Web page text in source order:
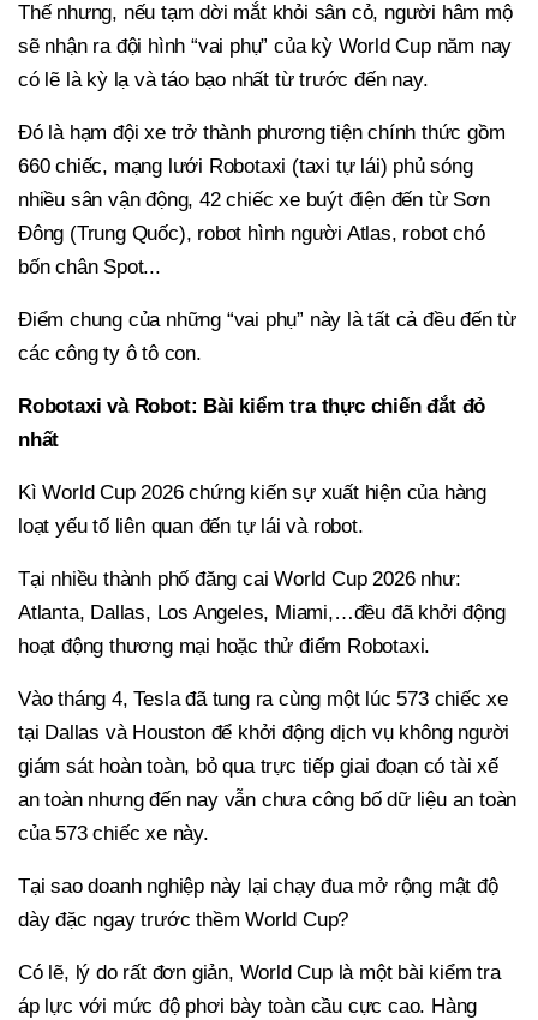
Thế nhưng, nếu tạm dời mắt khỏi sân cỏ, người hâm mộ
sẽ nhận ra đội hình “vai phụ” của kỳ World Cup năm nay
có lẽ là kỳ lạ và táo bạo nhất từ trước đến nay.
Đó là hạm đội xe trở thành phương tiện chính thức gồm
660 chiếc, mạng lưới Robotaxi (taxi tự lái) phủ sóng
nhiều sân vận động, 42 chiếc xe buýt điện đến từ Sơn
Đông (Trung Quốc), robot hình người Atlas, robot chó
bốn chân Spot...
Điểm chung của những “vai phụ” này là tất cả đều đến từ
các công ty ô tô con.
Robotaxi và Robot: Bài kiểm tra thực chiến đắt đỏ
nhất
Kì World Cup 2026 chứng kiến sự xuất hiện của hàng
loạt yếu tố liên quan đến tự lái và robot.
Tại nhiều thành phố đăng cai World Cup 2026 như:
Atlanta, Dallas, Los Angeles, Miami,…đều đã khởi động
hoạt động thương mại hoặc thử điểm Robotaxi.
Vào tháng 4, Tesla đã tung ra cùng một lúc 573 chiếc xe
tại Dallas và Houston để khởi động dịch vụ không người
giám sát hoàn toàn, bỏ qua trực tiếp giai đoạn có tài xế
an toàn nhưng đến nay vẫn chưa công bố dữ liệu an toàn
của 573 chiếc xe này.
Tại sao doanh nghiệp này lại chạy đua mở rộng mật độ
dày đặc ngay trước thềm World Cup?
Có lẽ, lý do rất đơn giản, World Cup là một bài kiểm tra
áp lực với mức độ phơi bày toàn cầu cực cao. Hàng